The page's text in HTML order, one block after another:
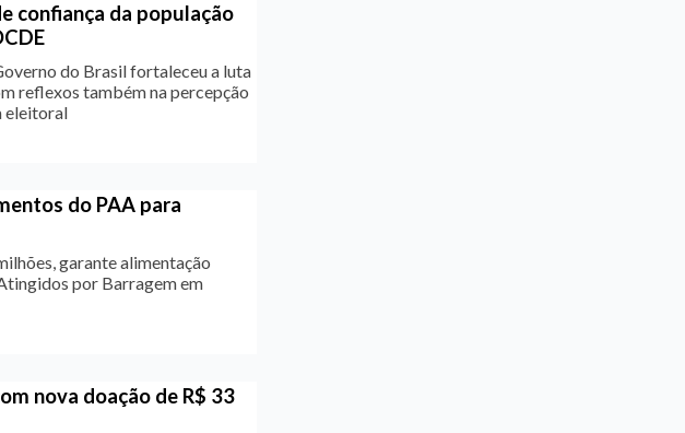
confiança da população
do Brasil fortaleceu a luta
reflexos também na percepção
eleitoral
do PAA para
garante alimentação
por Barragem em
nova doação de R$ 33